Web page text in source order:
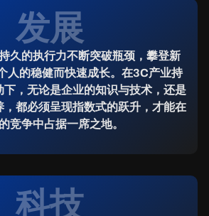
发展
久的执行力不断突破瓶颈，攀登新
人的稳健而快速成长。在3C产业持
下，无论是企业的知识与技术，还是
，都必须呈现指数式的跃升，才能在
竞争中占据一席之地。
科技